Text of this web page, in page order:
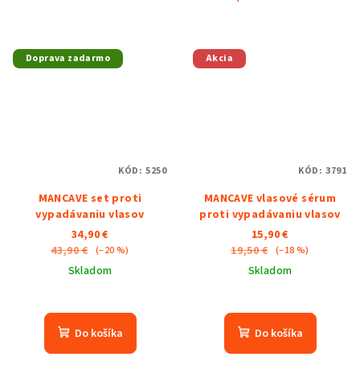
Doprava zadarmo
MANCAVE set proti
vypadávaniu vlasov
34,90 €
43,90 € (–20 %)
Skladom
hodnotenie
produktu
Do košíka
KÓD: 5250
Akcia
MANCAVE vlasové sérum
proti vypadávaniu vlasov
15,90 €
19,50 € (–18 %)
Skladom
Do košíka
KÓD: 3791